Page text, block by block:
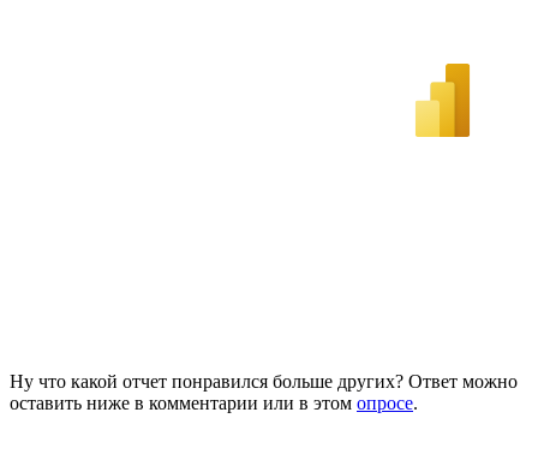
Ну что какой отчет понравился больше других? Ответ можно
оставить ниже в комментарии или в этом опросе.